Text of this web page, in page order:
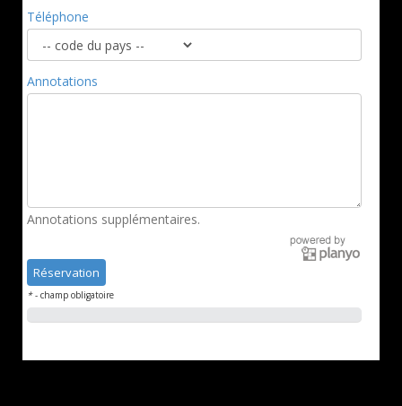
Téléphone
Annotations
Annotations supplémentaires.
*- champ obligatoire